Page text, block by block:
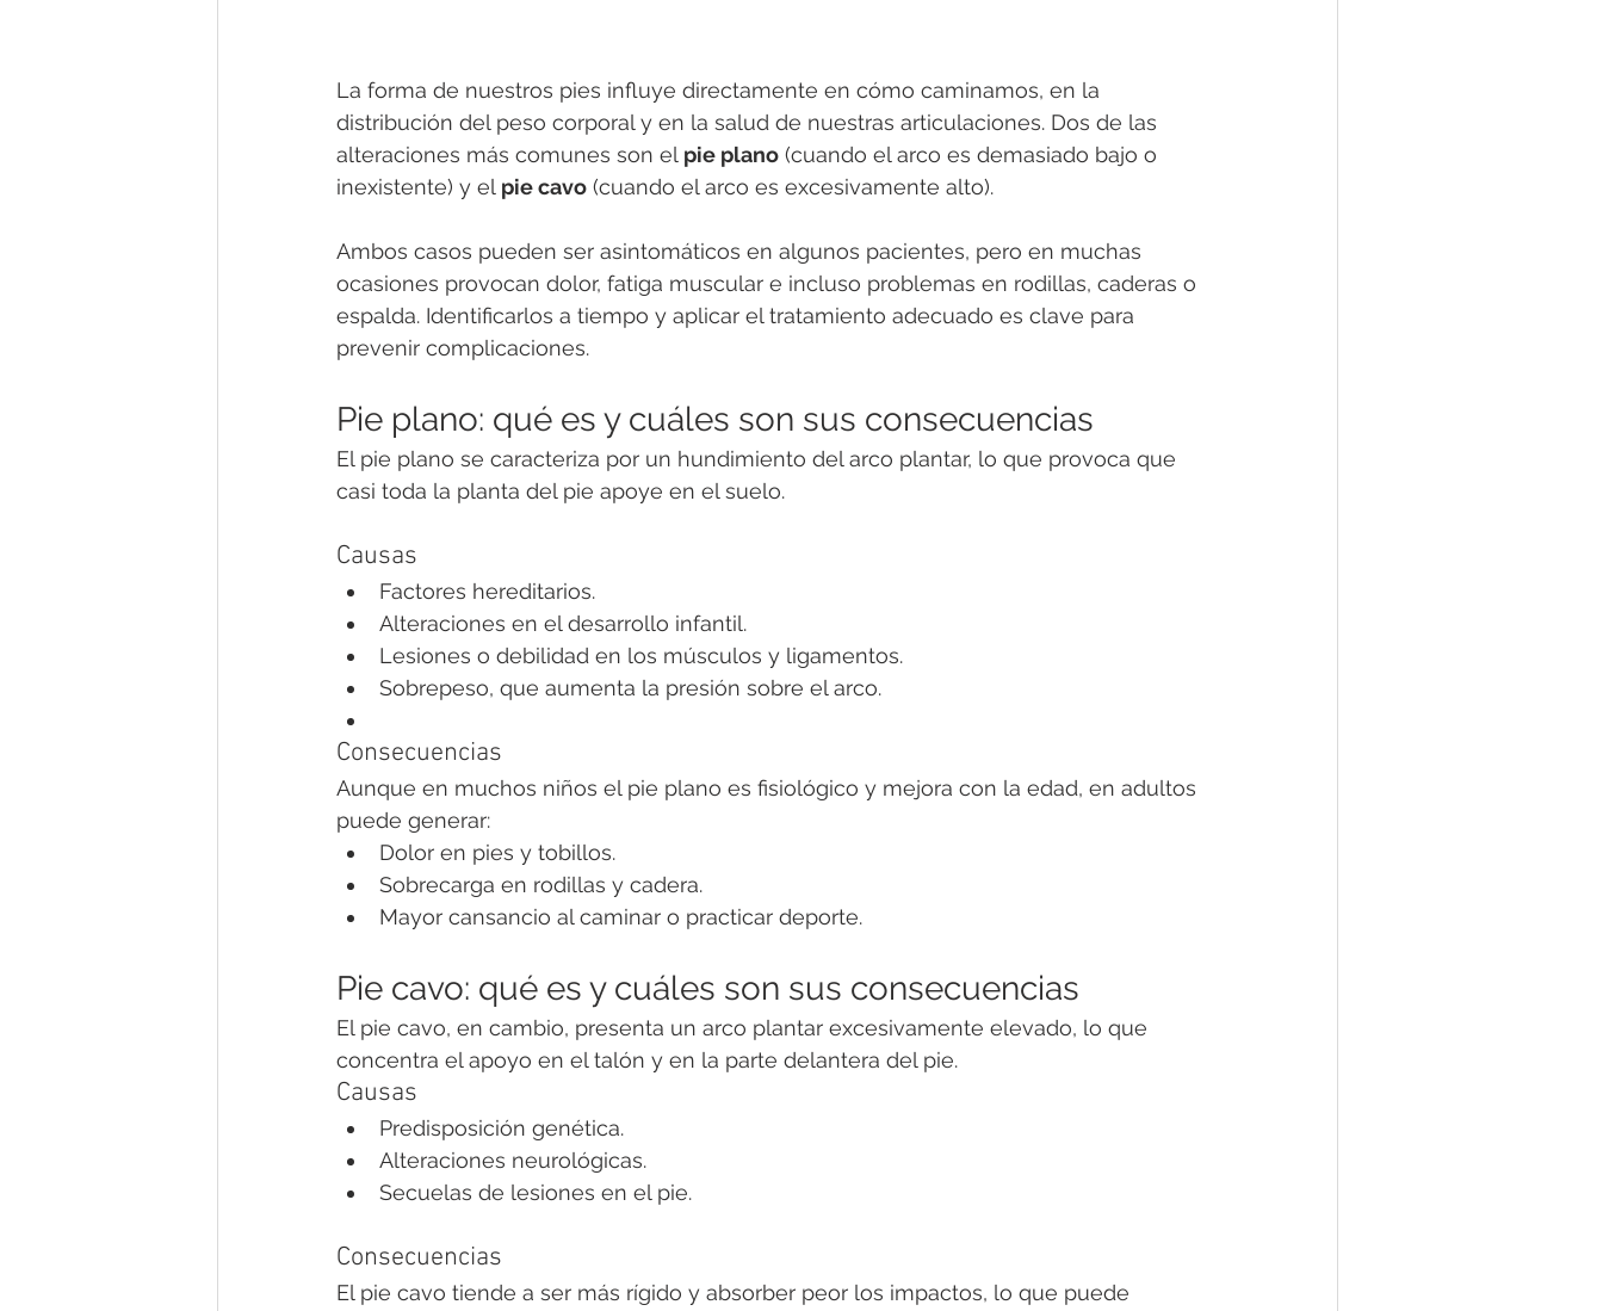
La forma de nuestros pies influye directamente en cómo caminamos, en la
distribución del peso corporal y en la salud de nuestras articulaciones. Dos de las
alteraciones más comunes son el pie plano (cuando el arco es demasiado bajo o
inexistente) y el pie cavo (cuando el arco es excesivamente alto).
Ambos casos pueden ser asintomáticos en algunos pacientes, pero en muchas
ocasiones provocan dolor, fatiga muscular e incluso problemas en rodillas, caderas o
espalda. Identificarlos a tiempo y aplicar el tratamiento adecuado es clave para
prevenir complicaciones.
Pie plano: qué es y cuáles son sus consecuencias
El pie plano se caracteriza por un hundimiento del arco plantar, lo que provoca que
casi toda la planta del pie apoye en el suelo.
Causas
Factores hereditarios.
Alteraciones en el desarrollo infantil.
Lesiones o debilidad en los músculos y ligamentos.
Sobrepeso, que aumenta la presión sobre el arco.
Consecuencias
Aunque en muchos niños el pie plano es fisiológico y mejora con la edad, en adultos
puede generar:
Dolor en pies y tobillos.
Sobrecarga en rodillas y cadera.
Mayor cansancio al caminar o practicar deporte.
Pie cavo: qué es y cuáles son sus consecuencias
El pie cavo, en cambio, presenta un arco plantar excesivamente elevado, lo que
concentra el apoyo en el talón y en la parte delantera del pie.
Causas
Predisposición genética.
Alteraciones neurológicas.
Secuelas de lesiones en el pie.
Consecuencias
El pie cavo tiende a ser más rígido y absorber peor los impactos, lo que puede